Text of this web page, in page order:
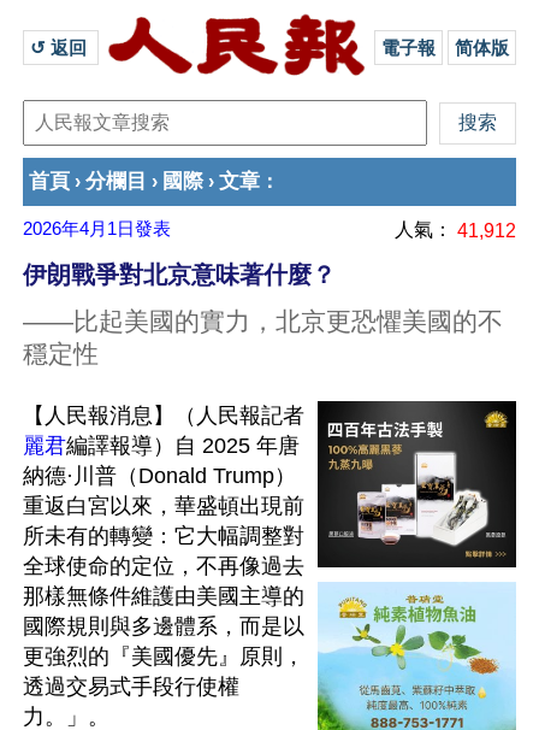
↺ 返回 電子報 简体版
首頁 › 分欄目 › 國際› 文章 ：
2026年4月1日發表 人氣： 41,912
伊朗戰爭對北京意味著什麼？
——比起美國的實力，北京更恐懼美國的不
穩定性
【人民報消息】（人民報記者
麗君編譯報導）自 2025 年唐
納德·川普（Donald Trump）
重返白宮以來，華盛頓出現前
所未有的轉變：它大幅調整對
全球使命的定位，不再像過去
那樣無條件維護由美國主導的
國際規則與多邊體系，而是以
更強烈的『美國優先』原則，
透過交易式手段行使權
力。」。